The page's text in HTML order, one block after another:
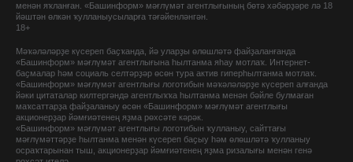
менән яҡланған. «Башинформ» мәғлүмәт агентлығының бөтә хәбәрҙәре лә 18
йәштән өлкән ҡулланыусыларға тәғәйенләнгән.
18+
Мәҡәләләрҙе күсереп баҫҡанда, йә уларҙы өлөшләтә файҙаланғанда
«Башинформ» мәғлүмәт агентлығына һылтанма яһау мотлаҡ. Интернет-
баҫмалар һәм социаль селтәрҙәр өсөн тура актив гиперһылтанма мотлаҡ.
«Башинформ» мәғлүмәт агентлығы логотибын мәҡәләләрҙе күсереп алғанда
йәки цитаталар килтергәндә агентлыҡҡа һылтанма менән бәйле булмаған
маҡсаттарҙа файҙаланыу өсөн «Башинформ» мәғлүмәт агентлығы
акционерҙар йәмғиәтенең яҙма рөхсәте кәрәк.
«Башинформ» мәғлүмәт агентлығы логотибын ҡулланыу, сайттағы
мәғлүмәттәрҙе һылтанма менән күсереп баҫыу һәм өлөшләтә ҡулланыу
осраҡтарынан тыш, акционерҙар йәмғиәтенең яҙма ризалығы менән генә